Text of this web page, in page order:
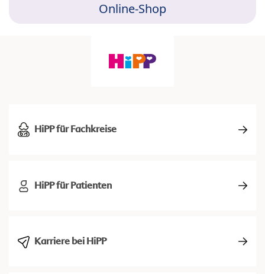
Online-Shop
HiPP für Fachkreise
HiPP für Patienten
Karriere bei HiPP